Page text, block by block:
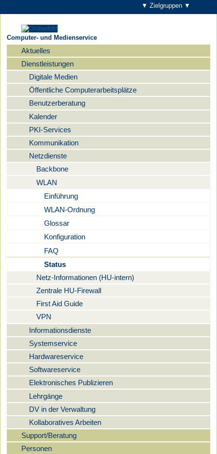
▼ Zielgruppen ▼
Computer- und Medienservice
Navigation
Aktuelles
Dienstleistungen
Digitale Medien
Öffentliche Computerarbeitsplätze
Benutzerberatung
Kalender
PKI-Services
Kommunikation
Netzdienste
Backbone
WLAN
Einführung
WLAN-Ordnung
Glossar
Konfiguration
FAQ
Status
Netz-Informationen (HU-intern)
Zentrale HU-Firewall
First Aid Guide
VPN
Informationsdienste
Systemservice
Hardwareservice
Softwareservice
Elektronisches Publizieren
Lehrgänge
DV in der Verwaltung
Kollaboratives Arbeiten
Support/Beratung
Personen